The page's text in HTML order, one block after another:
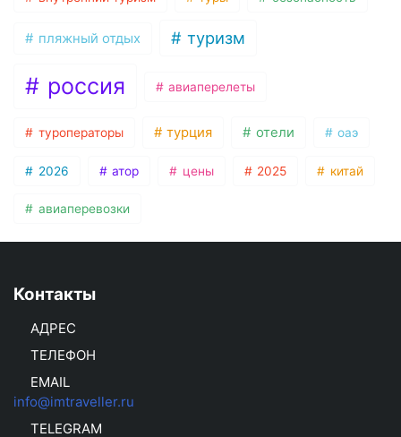
пляжный отдых туризм
россия авиаперелеты
туроператоры турция отели оаэ
2026 атор цены 2025 китай
авиаперевозки
Контакты
АДРЕС
ТЕЛЕФОН
EMAIL
info@imtraveller.ru
TELEGRAM